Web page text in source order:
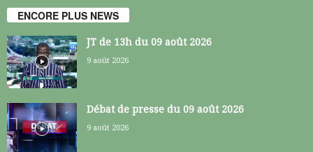
ENCORE PLUS NEWS
JT de 13h du 09 août 2026
9 août 2026
Débat de presse du 09 août 2026
9 août 2026